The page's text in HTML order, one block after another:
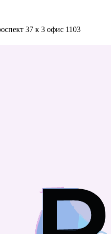
37 к 3 офис 1103